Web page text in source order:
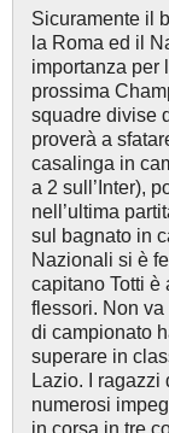
Sicuramente il
la Roma ed il
importanza per
prossima
squadre divise
proverà a
casalinga in
a 2 sull’Inter),
nell’ultima
sul bagnato in
Nazionali si è
capitano Totti è
flessori. Non
di campionato
superare in
Lazio. I
numerosi
in corsa in tre